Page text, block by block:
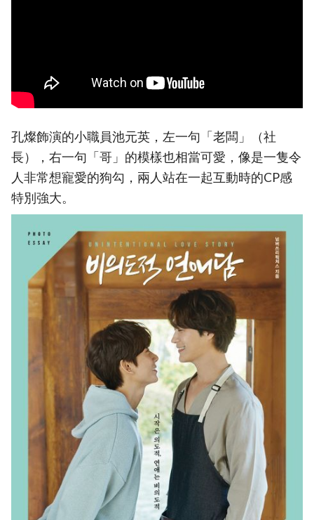
孔燦飾演的小職員池元英，左一句「老闆」（社
長），右一句「哥」的模樣也相當可愛，像是一隻令
人非常想寵愛的狗勾，兩人站在一起互動時的CP感
特別強大。